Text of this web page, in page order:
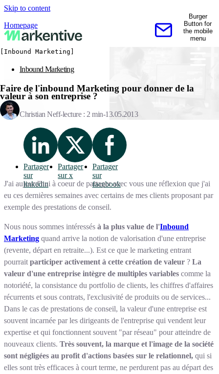
Skip to content
Homepage
Contactez-nous
Burger
Button for
the mobile
menu
[Inbound Marketing]
Inbound Marketing
Faire de l'inbound Marketing pour donner de la
valeur à son entreprise ?
Christian Neff lecture : 2 min 13.05.2013
Partager
sur
linkedin
Partager
sur x
Partager
sur
facebook
J'ai aujourd'hui à coeur de partager avec vous une réflexion que j'ai
eu ces dernières semaines avec certains de mes clients proposant par
exemple des prestations de conseil.
Nous nous sommes intéressés à la plus value de l'Inbound
Marketing quand arrive la notion de valorisation d'une entreprise
(revente, départ en retraite...). Est ce que le marketing entrant
pourrait participer activement à cette création de valeur ? La
valeur d'une entreprise intègre de multiples variables comme la
notoriété, la consistance du portfolio de clients, les chiffres d'affaires
récurrents et sous contrats, l'exclusivité de produits ou de services...
Dans le cas de prestations de conseil, la valeur d'une entreprise est
souvent incarnée par les dirigeants de l'entreprise qui vendent leur
expertise et qui fonctionnent souvent "par réseau" pour atteindre de
nouveaux clients. Très souvent, la marque et l'image de la société
sont négligées au profit d'actions basées sur le relationnel, qui si
elles sont très efficaces à court terme, ne perdurent pas au départ des